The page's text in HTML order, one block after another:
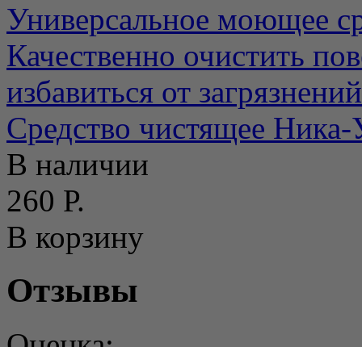
Универсальное моющее
Качественно очистить
избавиться от
Средство чистящее Ника-
В наличии
260 Р.
В корзину
Отзывы